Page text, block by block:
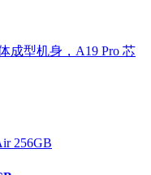
成型机身，A19 Pro 芯